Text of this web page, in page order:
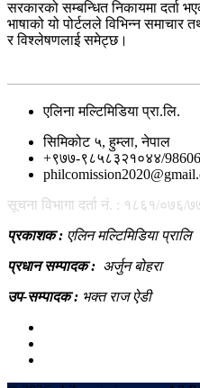
सरकारको सम्बन्धित निकायमा दर्ता
भाषाको यो पोर्टलले विभिन्न समाचार
र विश्लेषणलाई समेट्छ।
एलिना मल्टिमिडिया प्रा.लि.
सिमिकोट ५, हुम्ला, नेपाल
+९७७-९८५८३२१०४४/
सूचना विभागा दर्ता नं. : १८६१/०७६/
प्रकाशक : एलिन मल्टिमिडिया प्रालि
प्रधान सम्पादक : अर्जुन बोहरा
उप-सम्पादक : भक्त राज ऐडी